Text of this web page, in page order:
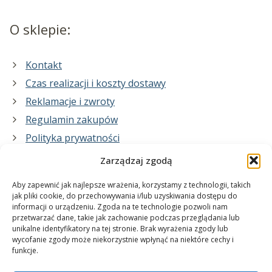
Zarządzaj zgodą
Aby zapewnić jak najlepsze wrażenia, korzystamy z technologii, takich
jak pliki cookie, do przechowywania i/lub uzyskiwania dostępu do
informacji o urządzeniu. Zgoda na te technologie pozwoli nam
przetwarzać dane, takie jak zachowanie podczas przeglądania lub
unikalne identyfikatory na tej stronie. Brak wyrażenia zgody lub
wycofanie zgody może niekorzystnie wpłynąć na niektóre cechy i
funkcje.
O sklepie:
Kontakt
Czas realizacji i koszty dostawy
Reklamacje i zwroty
Regulamin zakupów
Polityka prywatności
Co zrobimy dla Ciebie:
projekty plakatów na zamówienie
wydrukuj swój plakat